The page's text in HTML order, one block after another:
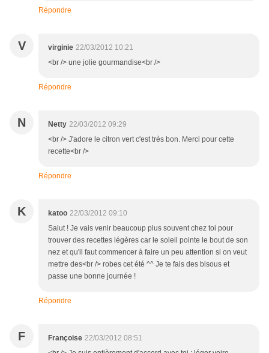
Répondre
V virginie 22/03/2012 10:21
<br /> une jolie gourmandise<br />
Répondre
N Netty 22/03/2012 09:29
<br /> J'adore le citron vert c'est très bon. Merci pour cette
recette<br />
Répondre
K katoo 22/03/2012 09:10
Salut ! Je vais venir beaucoup plus souvent chez toi pour
trouver des recettes légères car le soleil pointe le bout de son
nez et qu'il faut commencer à faire un peu attention si on veut
mettre des<br /> robes cet été ^^ Je te fais des bisous et
passe une bonne journée !
Répondre
F Françoise 22/03/2012 08:51